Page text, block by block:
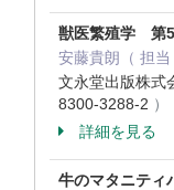
獣医繁殖学 第
安藤貴朗（ 担当
文永堂出版株
8300-3288-2 ）
詳細を見る
牛のマタニティ